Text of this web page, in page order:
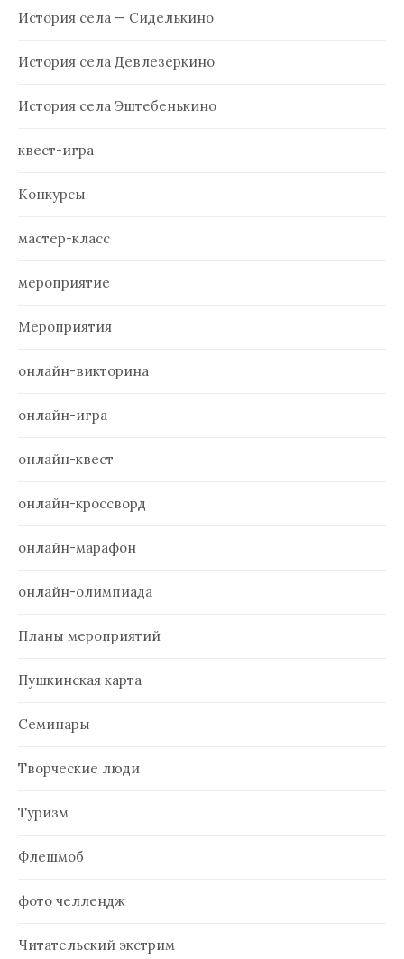
История села — Сиделькино
История села Девлезеркино
История села Эштебенькино
квест-игра
Конкурсы
мастер-класс
мероприятие
Мероприятия
онлайн-викторина
онлайн-игра
онлайн-квест
онлайн-кроссворд
онлайн-марафон
онлайн-олимпиада
Планы мероприятий
Пушкинская карта
Семинары
Творческие люди
Туризм
Флешмоб
фото челлендж
Читательский экстрим